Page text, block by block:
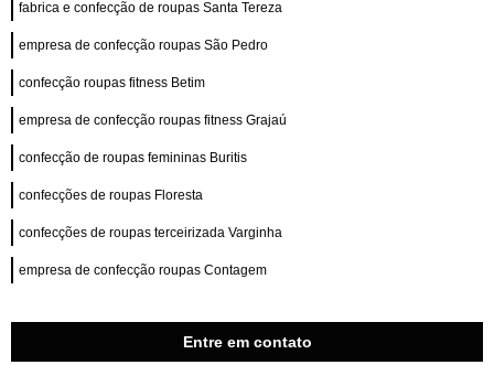
fabrica e confecção de roupas Santa Tereza
empresa de confecção roupas São Pedro
confecção roupas fitness Betim
empresa de confecção roupas fitness Grajaú
confecção de roupas femininas Buritis
confecções de roupas Floresta
confecções de roupas terceirizada Varginha
empresa de confecção roupas Contagem
Entre em contato